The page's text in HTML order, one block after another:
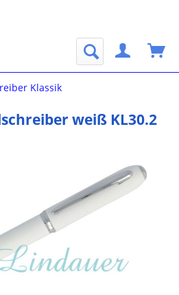
Klassik
weiß KL30.2